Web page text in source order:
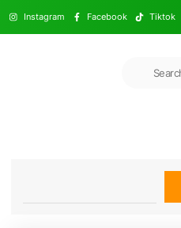
Instagram Facebook Tiktok